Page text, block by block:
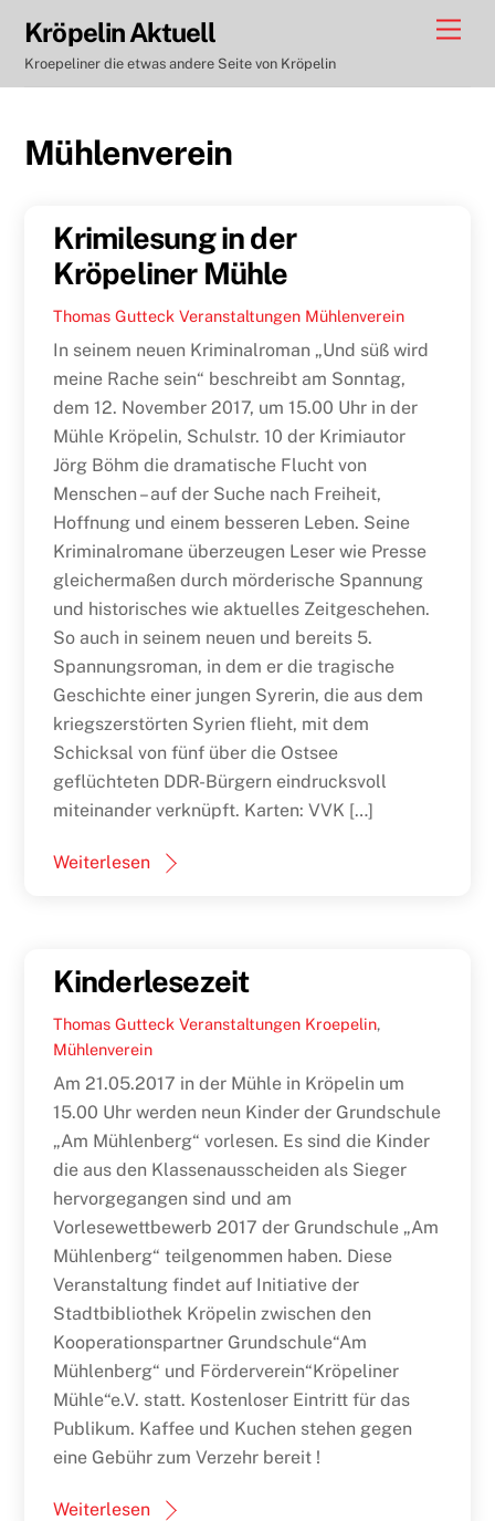
content
Kröpelin Aktuell
Kroepeliner die etwas andere Seite von Kröpelin
Mühlenverein
Krimilesung in der
Kröpeliner Mühle
Thomas Gutteck Veranstaltungen Mühlenverein
In seinem neuen Kriminalroman „Und süß wird
meine Rache sein“ beschreibt am Sonntag,
dem 12. November 2017, um 15.00 Uhr in der
Mühle Kröpelin, Schulstr. 10 der Krimiautor
Jörg Böhm die dramatische Flucht von
Menschen – auf der Suche nach Freiheit,
Hoffnung und einem besseren Leben. Seine
Kriminalromane überzeugen Leser wie Presse
gleichermaßen durch mörderische Spannung
und historisches wie aktuelles Zeitgeschehen.
So auch in seinem neuen und bereits 5.
Spannungsroman, in dem er die tragische
Geschichte einer jungen Syrerin, die aus dem
kriegszerstörten Syrien flieht, mit dem
Schicksal von fünf über die Ostsee
geflüchteten DDR-Bürgern eindrucksvoll
miteinander verknüpft. Karten: VVK […]
Weiterlesen
Kinderlesezeit
Thomas Gutteck Veranstaltungen Kroepelin,
Mühlenverein
Am 21.05.2017 in der Mühle in Kröpelin um
15.00 Uhr werden neun Kinder der Grundschule
„Am Mühlenberg“ vorlesen. Es sind die Kinder
die aus den Klassenausscheiden als Sieger
hervorgegangen sind und am
Vorlesewettbewerb 2017 der Grundschule „Am
Mühlenberg“ teilgenommen haben. Diese
Veranstaltung findet auf Initiative der
Stadtbibliothek Kröpelin zwischen den
Kooperationspartner Grundschule“Am
Mühlenberg“ und Förderverein“Kröpeliner
Mühle“e.V. statt. Kostenloser Eintritt für das
Publikum. Kaffee und Kuchen stehen gegen
eine Gebühr zum Verzehr bereit !
Weiterlesen